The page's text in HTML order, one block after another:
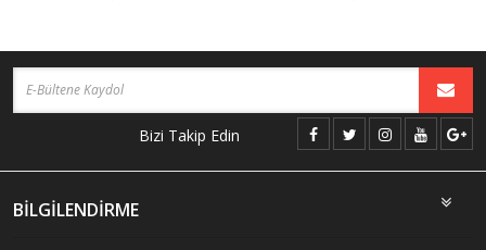
Bizi Takip Edin
BİLGİLENDİRME